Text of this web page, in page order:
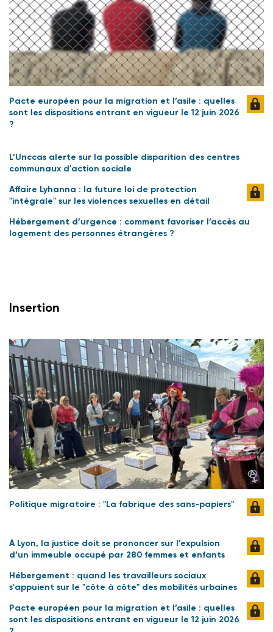
Pacte européen pour la migration et l’asile : quelles
sont les dispositions entrant en vigueur le 12 juin 2026
?
L’Unccas alerte sur la possible disparition des centres
communaux d'action sociale
Affaire Lyhanna : la future loi de protection
"intégrale" sur les violences sexuelles en détail
Hébergement d’urgence : comment favoriser l’accès au
logement des personnes étrangères ?
Insertion
Politique migratoire : "La fabrique des sans-papiers"
À Lyon, la justice doit se prononcer sur l’expulsion
d’un immeuble occupé par 280 femmes et enfants
Hébergement : quand les travailleurs sociaux
s'appuient sur le "côte à côte" des mobilités urbaines
Pacte européen pour la migration et l’asile : quelles
sont les dispositions entrant en vigueur le 12 juin 2026